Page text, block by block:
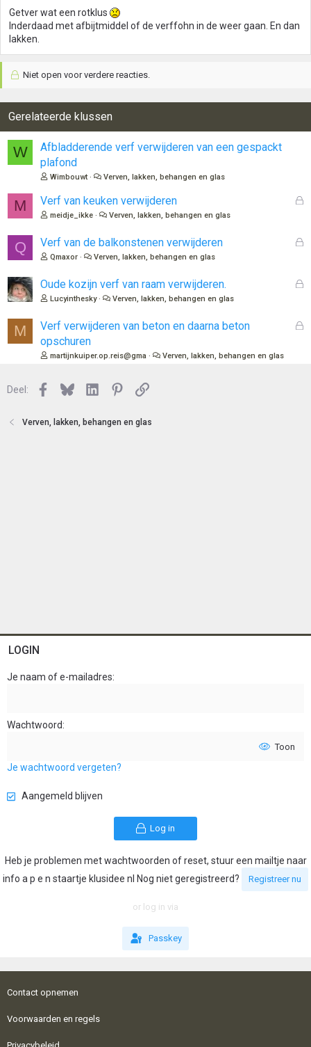
Getver wat een rotklus
Inderdaad met afbijtmiddel of de verffohn in de weer gaan. En dan
lakken.
Niet open voor verdere reacties.
Gerelateerde klussen
W
Afbladderende verf verwijderen van een gespackt
plafond
Wimbouwt Verven, lakken, behangen en glas
M
G
n
Verf van keuken verwijderen
meidje_ikke Verven, lakken, behangen en glas
Q
G
n
Verf van de balkonstenen verwijderen
Qmaxor Verven, lakken, behangen en glas
G
Oude kozijn verf van raam verwijderen.
Lucyinthesky Verven, lakken, behangen en glas
M
G
Verf verwijderen van beton en daarna beton
opschuren
martijnkuiper.op.reis@gma Verven, lakken, behangen en glas
Deel: Facebook
BlueskyLinkedInPinterest
Link
Verven, lakken, behangen en glas
LOGIN
Je naam of e-mailadres
Wachtwoord
Toon
Je wachtwoord vergeten?
Aangemeld blijven
Log in
Heb je problemen met wachtwoorden of reset, stuur een mailtje naar
info a p e n staartje klusidee nl Nog niet geregistreerd?
Registreer nu
or log in via
Passkey
Contact opnemen
Voorwaarden en regels